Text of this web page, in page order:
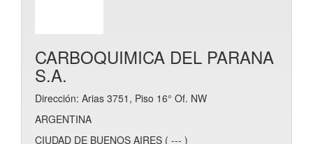
CARBOQUIMICA DEL PARANA
S.A.
Dirección: Arias 3751, Piso 16° Of. NW
ARGENTINA
CIUDAD DE BUENOS AIRES ( --- )